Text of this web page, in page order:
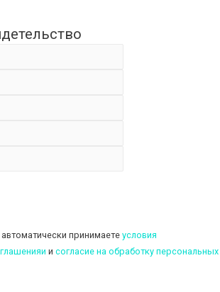
принимаете условия
и cогласие на обработку персональных